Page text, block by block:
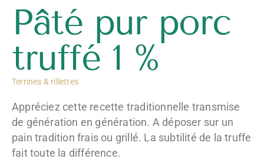
Pâté pur porc
truffé 1 %
Terrines & rillettes
Appréciez cette recette traditionnelle transmise
de génération en génération. A déposer sur un
pain tradition frais ou grillé. La subtilité de la truffe
fait toute la différence.